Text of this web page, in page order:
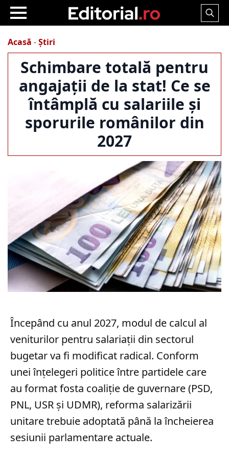
Search
Acasă -Știri
Schimbare totală pentru
angajații de la stat! Ce se
întâmplă cu salariile și
sporurile românilor din
2027
Începând cu anul 2027, modul de calcul al
veniturilor pentru salariații din sectorul
bugetar va fi modificat radical. Conform
unei înțelegeri politice între partidele care
au format fosta coaliție de guvernare (PSD,
PNL, USR și UDMR), reforma salarizării
unitare trebuie adoptată până la încheierea
sesiunii parlamentare actuale.